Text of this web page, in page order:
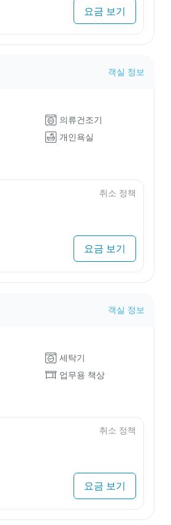
요금 보기
객실 정보
의류건조기
개인욕실
취소 정책
요금 보기
객실 정보
세탁기
업무용 책상
취소 정책
요금 보기